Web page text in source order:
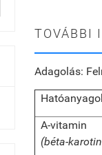
TOVÁBBI
Adagolás:
A-vitamin
(béta-